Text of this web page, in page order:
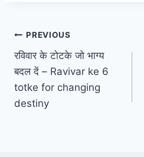
Post
navigation
PREVIOUS
रविवार के टोटके जो भाग्य
बदल दें – Ravivar ke 6
totke for changing
destiny